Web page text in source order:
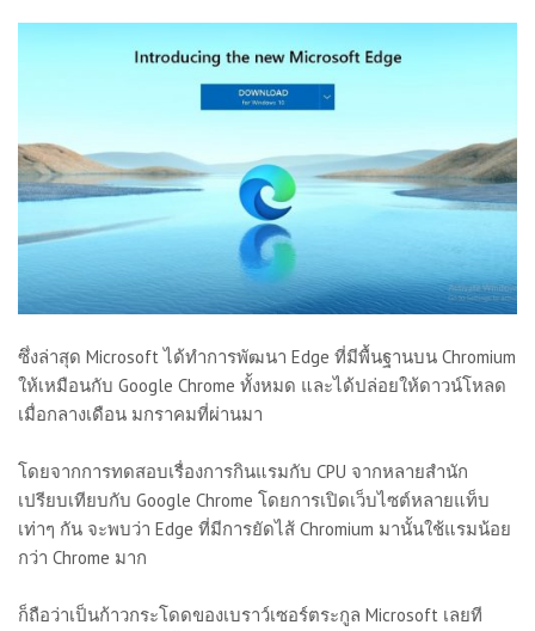
ซึ่งล่าสุด Microsoft ได้ทำการพัฒนา Edge ที่มีพื้นฐานบน Chromium
ให้เหมือนกับ Google Chrome ทั้งหมด และได้ปล่อยให้ดาวน์โหลด
เมื่อกลางเดือน มกราคมที่ผ่านมา
โดยจากการทดสอบเรื่องการกินแรมกับ CPU จากหลายสำนัก
เปรียบเทียบกับ Google Chrome โดยการเปิดเว็บไซต์หลายแท็บ
เท่าๆ กัน จะพบว่า Edge ที่มีการยัดไส้ Chromium มานั้นใช้แรมน้อย
กว่า Chrome มาก
ก็ถือว่าเป็นก้าวกระโดดของเบราว์เซอร์ตระกูล Microsoft เลยที